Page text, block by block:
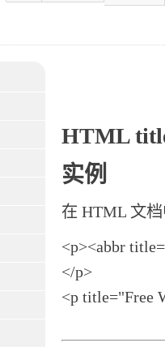
HTML
实例
在 HTML 文
<p><abbr
</p>
<p title="Free